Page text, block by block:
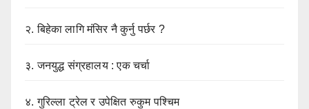
२.बिहेका लागि मंसिर नै कुर्नु पर्छर ?
३.जनयुद्ध संग्रहालय : एक चर्चा
४.गुरिल्ला ट्रेल र उपेक्षित रुकुम पश्चिम